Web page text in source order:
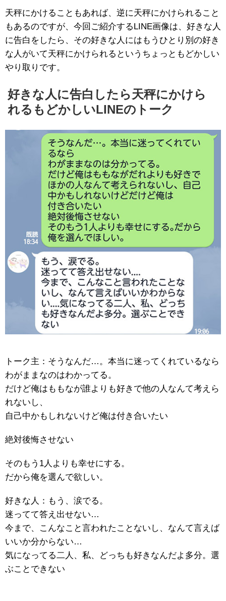
天秤にかけることもあれば、逆に天秤にかけられること
もあるのですが、今回ご紹介するLINE画像は、好きな人
に告白をしたら、その好きな人にはもうひとり別の好き
な人がいて天秤にかけられるというちょっともどかしい
やり取りです。
好きな人に告白したら天秤にかけら
れるもどかしいLINEのトーク
トーク主：そうなんだ…。本当に迷ってくれているなら
わがままなのはわかってる。
だけど俺はももなが誰よりも好きで他の人なんて考えら
れないし、
自己中かもしれないけど俺は付き合いたい
絶対後悔させない
そのもう1人よりも幸せにする。
だから俺を選んで欲しい。
好きな人：もう、涙でる。
迷ってて答え出せない…
今まで、こんなこと言われたことないし、なんて言えば
いいか分からない…
気になってる二人、私、どっちも好きなんだよ多分。選
ぶことできない